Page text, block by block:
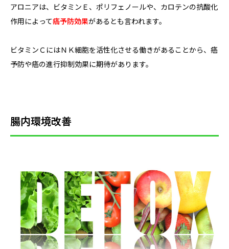
アロニアは、ビタミンＥ、ポリフェノールや、カロテンの抗酸化
作用によって癌予防効果があるとも言われます。
ビタミンＣにはＮＫ細胞を活性化させる働きがあることから、癌
予防や癌の進行抑制効果に期待があります。
腸内環境改善